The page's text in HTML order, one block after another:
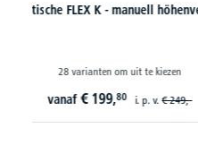
Roldeurkasten
66 varianten
vanaf